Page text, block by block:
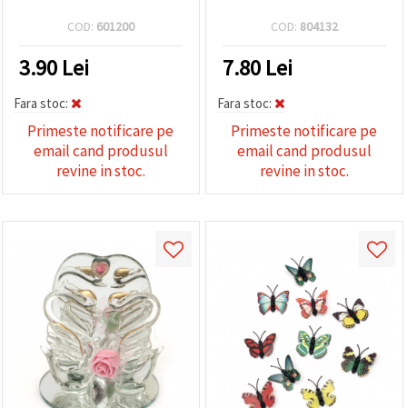
COD: 601200
3.90 Lei
Fara stoc:
Primeste notificare pe
email cand produsul
revine in stoc.
COD: 804132
7.80 Lei
Fara stoc:
Primeste notificare pe
email cand produsul
revine in stoc.